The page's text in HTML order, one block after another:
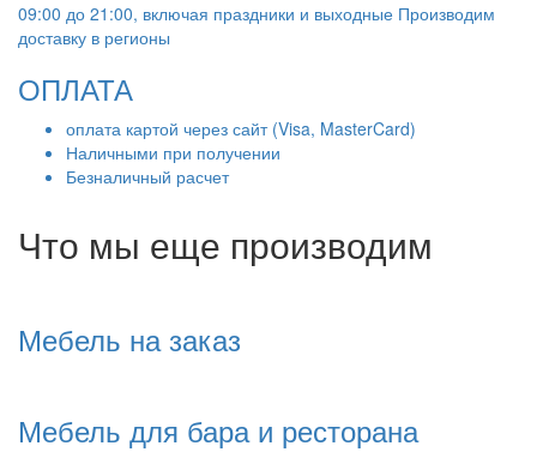
09:00 до 21:00, включая праздники и выходные Производим
доставку в регионы
ОПЛАТА
оплата картой через сайт (Visa, MasterCard)
Наличными при получении
Безналичный расчет
Что мы еще производим
Мебель на заказ
Мебель для бара и ресторана